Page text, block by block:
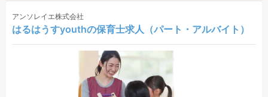
アンソレイエ株式会社
はるはうすyouthの保育士求人（パート・アルバイト）